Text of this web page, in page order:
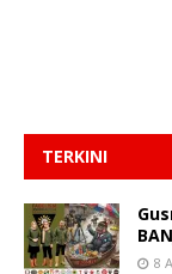
TERKINI
8